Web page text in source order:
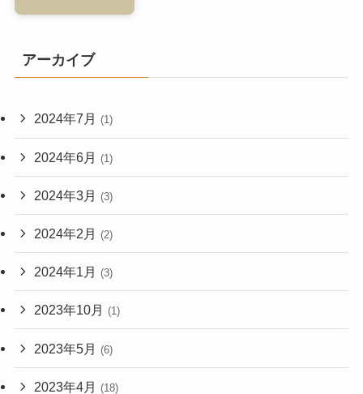
アーカイブ
2024年7月 (1)
2024年6月 (1)
2024年3月 (3)
2024年2月 (2)
2024年1月 (3)
2023年10月 (1)
2023年5月 (6)
2023年4月 (18)